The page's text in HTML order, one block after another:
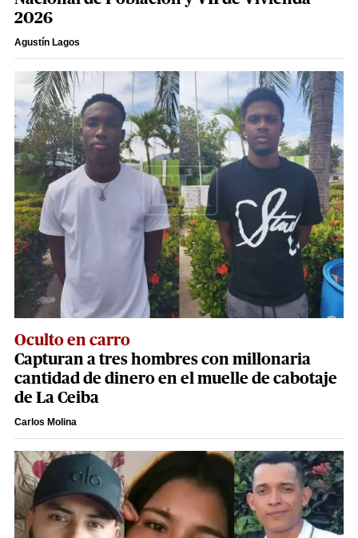
2026
Agustín Lagos
Oculto en carro
Capturan a tres hombres con millonaria
cantidad de dinero en el muelle de cabotaje
de La Ceiba
Carlos Molina